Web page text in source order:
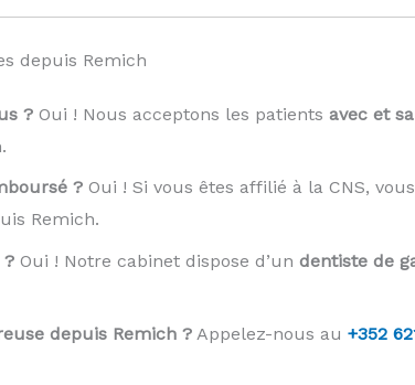
depuis Remich
?Oui ! Nous acceptons les patients avec et
?Oui ! Si vous êtes affilié à la CNS,
Remich.
Oui ! Notre cabinet dispose d’un dentiste de
depuis Remich ?Appelez-nous au +352